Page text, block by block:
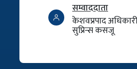
सम्वाददाता
केशवप्रपाद अधिकारी
सुप्रिन्स कसजू